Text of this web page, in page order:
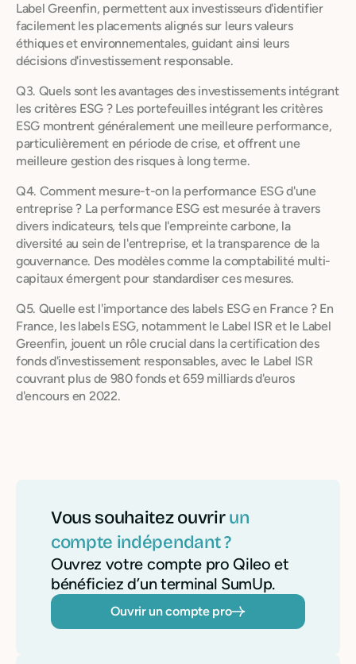
Label Greenfin, permettent aux investisseurs d'identifier
facilement les placements alignés sur leurs valeurs
éthiques et environnementales, guidant ainsi leurs
décisions d'investissement responsable.
Q3. Quels sont les avantages des investissements intégrant
les critères ESG ? Les portefeuilles intégrant les critères
ESG montrent généralement une meilleure performance,
particulièrement en période de crise, et offrent une
meilleure gestion des risques à long terme.
Q4. Comment mesure-t-on la performance ESG d'une
entreprise ? La performance ESG est mesurée à travers
divers indicateurs, tels que l'empreinte carbone, la
diversité au sein de l'entreprise, et la transparence de la
gouvernance. Des modèles comme la comptabilité multi-
capitaux émergent pour standardiser ces mesures.
Q5. Quelle est l'importance des labels ESG en France ? En
France, les labels ESG, notamment le Label ISR et le Label
Greenfin, jouent un rôle crucial dans la certification des
fonds d'investissement responsables, avec le Label ISR
couvrant plus de 980 fonds et 659 milliards d'euros
d'encours en 2022.
Vous souhaitez ouvrirun
compte indépendant ?
Ouvrez votre compte pro Qileo et
bénéficiez d’un terminal SumUp.
Ouvrir un compte pro